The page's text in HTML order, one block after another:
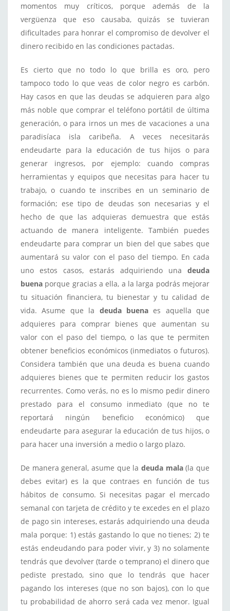
momentos muy críticos, porque además de la
vergüenza que eso causaba, quizás se tuvieran
dificultades para honrar el compromiso de devolver el
dinero recibido en las condiciones pactadas.
Es cierto que no todo lo que brilla es oro, pero
tampoco todo lo que veas de color negro es carbón.
Hay casos en que las deudas se adquieren para algo
más noble que comprar el teléfono portátil de última
generación, o para irnos un mes de vacaciones a una
paradisíaca isla caribeña. A veces necesitarás
endeudarte para la educación de tus hijos o para
generar ingresos, por ejemplo: cuando compras
herramientas y equipos que necesitas para hacer tu
trabajo, o cuando te inscribes en un seminario de
formación; ese tipo de deudas son necesarias y el
hecho de que las adquieras demuestra que estás
actuando de manera inteligente. También puedes
endeudarte para comprar un bien del que sabes que
aumentará su valor con el paso del tiempo. En cada
uno estos casos, estarás adquiriendo una deuda
buena porque gracias a ella, a la larga podrás mejorar
tu situación financiera, tu bienestar y tu calidad de
vida. Asume que la deuda buenaes aquella que
adquieres para comprar bienes que aumentan su
valor con el paso del tiempo, o las que te permiten
obtener beneficios económicos (inmediatos o futuros).
Considera también que una deuda es buena cuando
adquieres bienes que te permiten reducir los gastos
recurrentes. Como verás, no es lo mismo pedir dinero
prestado para el consumo inmediato (que no te
reportará ningún beneficio económico) que
endeudarte para asegurar la educación de tus hijos, o
para hacer una inversión a medio o largo plazo.
De manera general, asume que la deuda mala(la que
debes evitar) es la que contraes en función de tus
hábitos de consumo. Si necesitas pagar el mercado
semanal con tarjeta de crédito y te excedes en el plazo
de pago sin intereses, estarás adquiriendo una deuda
mala porque: 1) estás gastando lo que no tienes; 2) te
estás endeudando para poder vivir, y 3) no solamente
tendrás que devolver (tarde o temprano) el dinero que
pediste prestado, sino que lo tendrás que hacer
pagando los intereses (que no son bajos), con lo que
tu probabilidad de ahorro será cada vez menor. Igual